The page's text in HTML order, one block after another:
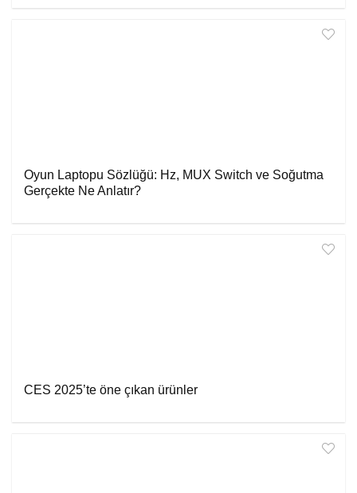
Oyun Laptopu Sözlüğü: Hz, MUX Switch ve Soğutma
Gerçekte Ne Anlatır?
CES 2025’te öne çıkan ürünler